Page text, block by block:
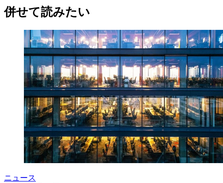
併せて読みたい
ニュース